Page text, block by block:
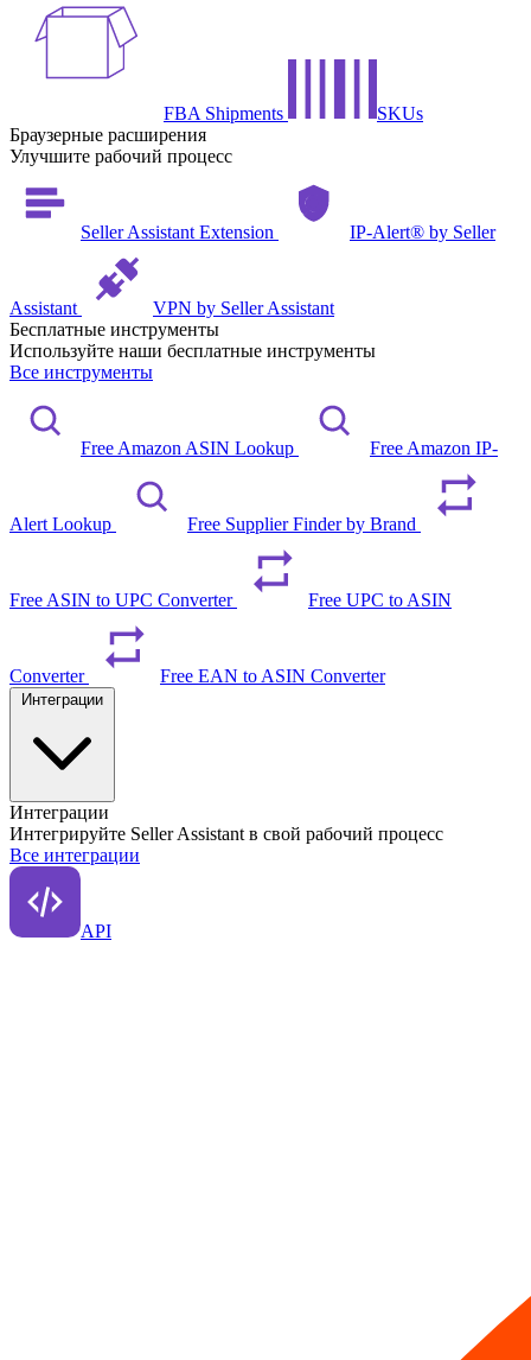
FBA Shipments
SKUs
Браузерные расширения
Улучшите рабочий процесс
Seller Assistant Extension IP-Alert® by Seller
Assistant
VPN by Seller Assistant
Бесплатные инструменты
Используйте наши бесплатные инструменты
Все инструменты
Free Amazon ASIN Lookup Free Amazon IP-
Alert Lookup Free Supplier Finder by Brand
Free ASIN to UPC Converter Free UPC to ASIN
Converter Free EAN to ASIN Converter
Интеграции
Интегрируйте Seller Assistant в свой рабочий процесс
Все интеграции
API